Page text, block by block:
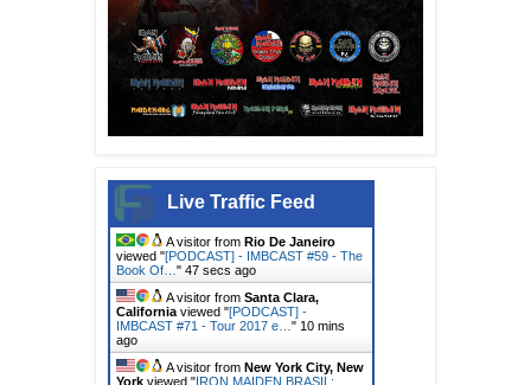
Live Traffic Feed
A visitor from Rio De Janeiro
viewed "[PODCAST] - IMBCAST #59 - The
Book Of… " 49 secs ago
A visitor from Santa Clara,
California viewed "[PODCAST] -
IMBCAST #71 - Tour 2017 e… " 10 mins
ago
A visitor from New York City, New
York viewed "IRON MAIDEN BRASIL: